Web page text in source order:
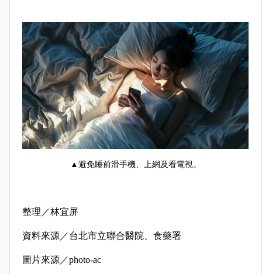
▲避免睡前滑手機、上網及看電視。
整理／林宜屏
資料來源／台北市立聯合醫院、食藥署
圖片來源／photo-ac